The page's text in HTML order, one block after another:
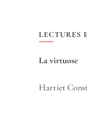
LECTURES
La virtuose
Harriet